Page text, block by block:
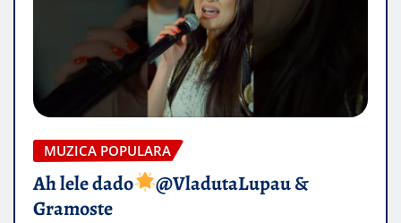
MUZICA POPULARA
Ah lele dado​
@VladutaLupau &
Gramoste